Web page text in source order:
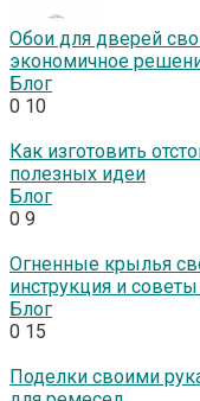
Обои для дверей
экономичное
Блог
0 10
Как изготовить
полезных идеи
Блог
0 9
Огненные крылья
инструкция и
Блог
0 15
Поделки своими